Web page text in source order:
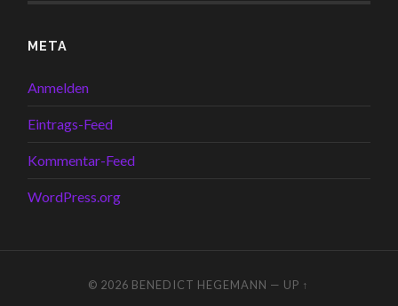
META
Anmelden
Eintrags-Feed
Kommentar-Feed
WordPress.org
© 2026 BENEDICT HEGEMANN — UP ↑